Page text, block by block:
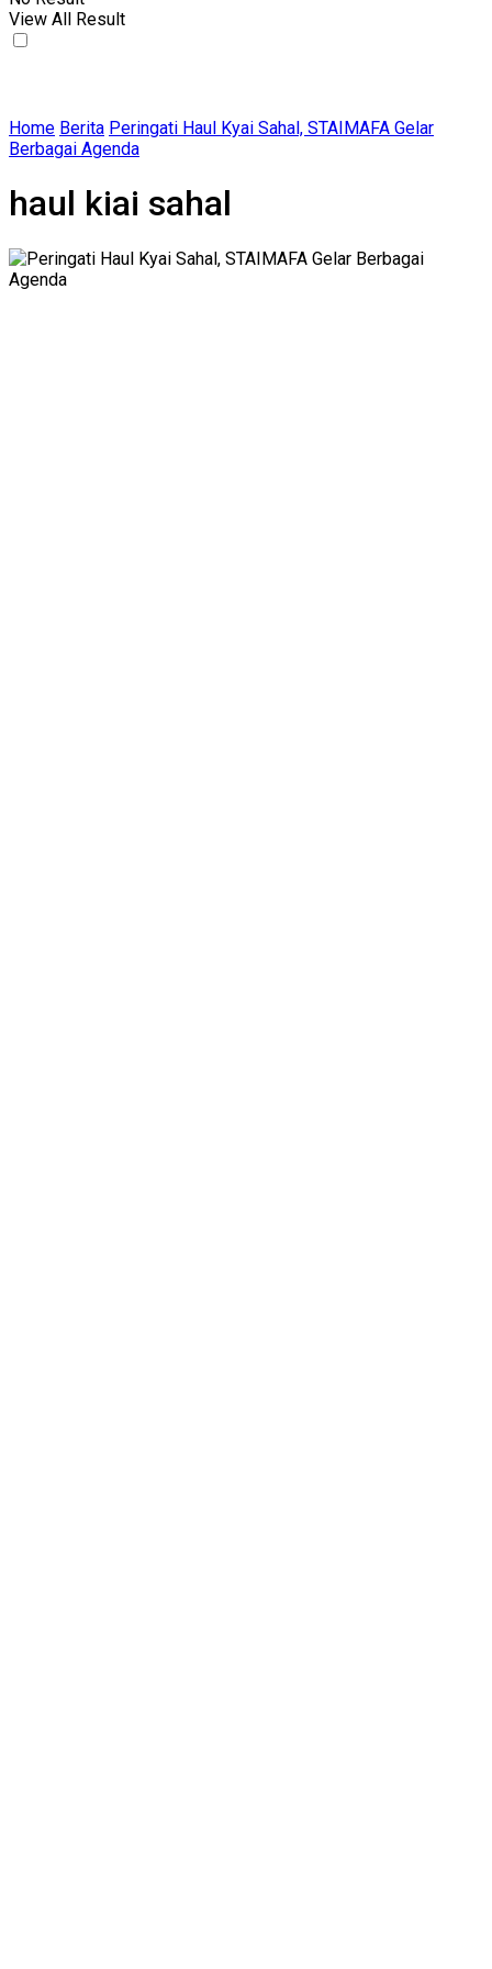
View All Result
Home Berita Peringati Haul Kyai Sahal, STAIMAFA Gelar
Berbagai Agenda
haul kiai sahal